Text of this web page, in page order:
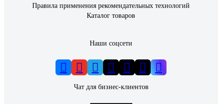
Правила применения рекомендательных технологий
Каталог товаров
Наши соцсети
Чат для бизнес-клиентов